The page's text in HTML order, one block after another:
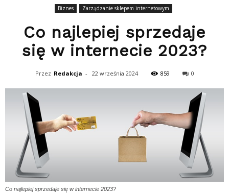
Biznes Zarządzanie sklepem internetowym
Co najlepiej sprzedaje
się w internecie 2023?
Przez Redakcja - 22 września 2024 859 0
Co najlepiej sprzedaje się w internecie 2023?